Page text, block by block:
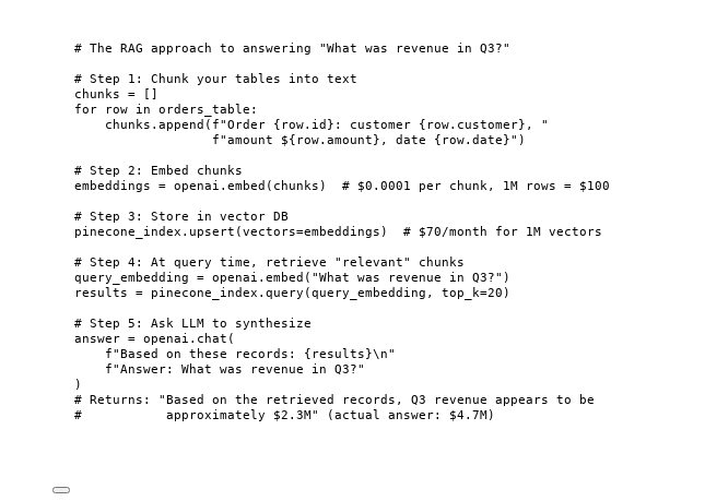
# The RAG approach to answering "What was revenue in Q3?"
# Step 1: Chunk your tables into text
chunks =
[]
for row in orders_table:
chunks. append ( f"Order {row.id} : customer {row.customer} , "
f"amount ${row.amount} , date {row.date}" )
# Step 2: Embed chunks
embeddings = openai. embed ( chunks ) # $0.0001 per chunk, 1M rows = $100
# Step 3: Store in vector DB
pinecone_index. upsert (vectors=embeddings ) # $70/month for 1M vectors
# Step 4: At query time, retrieve "relevant" chunks
query_embedding = openai. embed ( "What was revenue in Q3?" )
results = pinecone_index. query (query_embedding , top_k=20 )
# Step 5: Ask LLM to synthesize
answer = openai. chat (
f"Based on these records: {results}\n"
f"Answer: What was revenue in Q3?"
)
# Returns: "Based on the retrieved records, Q3 revenue appears to be
#           approximately $2.3M" (actual answer: $4.7M)